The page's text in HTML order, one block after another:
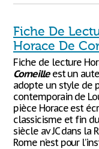
Fiche De
Horace De
Fiche de lecture
Corneilleest un
adopte un style de
contemporain de
pièce Horace est
classicisme et fin
siècle av JC dans
Rome n’est pour